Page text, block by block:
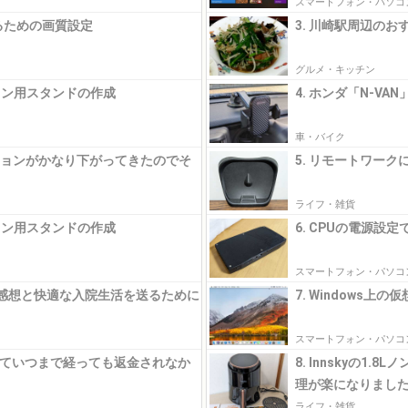
めの画質設定
用スタンドの作成
ンがかなり下がってきたのでそ
用スタンドの作成
想と快適な入院生活を送るために
いつまで経っても返金されなか
3. 川崎駅周辺のお
グルメ・キッチン
4. ホンダ「N-VAN
車・バイク
5. リモートワーク
ライフ・雑貨
6. CPUの電源設定
スマートフォン・パソコ
7. Windows上の仮
スマートフォン・パソコ
8. Innskyの1.8Lノ
理が楽になりまし